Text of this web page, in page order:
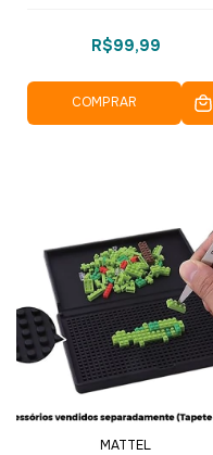
R$99,99
COMPRAR
MATTEL